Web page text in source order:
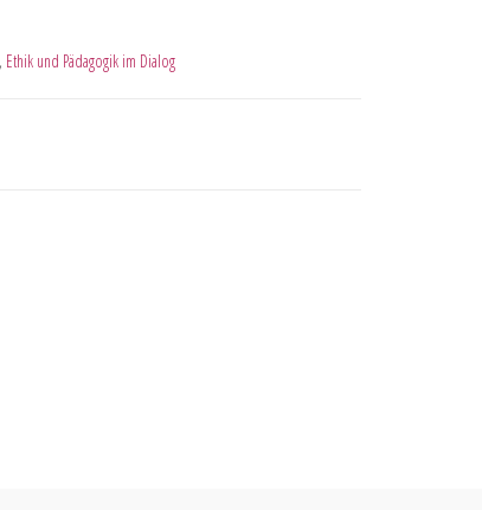
, Ethik und Pädagogik im Dialog